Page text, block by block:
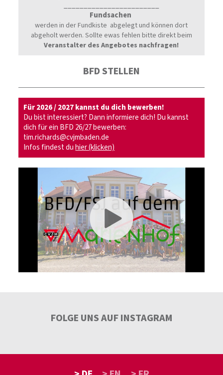
Fundsachen
werden in der Fundkiste abgelegt und können dort
abgeholt werden. Sollte ewas fehlen bitte direkt beim
Veranstalter des Angebotes nachfragen!
BFD STELLEN
Für 2026 / 2027 kannst du dich bewerben!
Du bist interessiert? Dann informiere dich! Du kannst
dich für ein BFD 26/27 bewerben:
tim.richards@cvjmbaden.de
Infos findest duhier (klicken)
FOLGE UNS AUF INSTAGRAM